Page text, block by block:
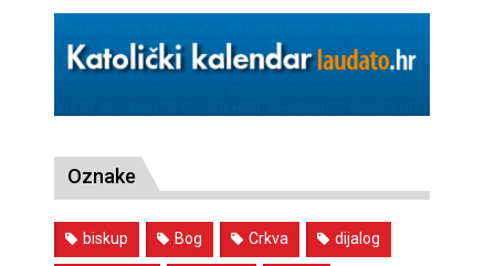
Oznake
biskup Bog Crkva dijalog